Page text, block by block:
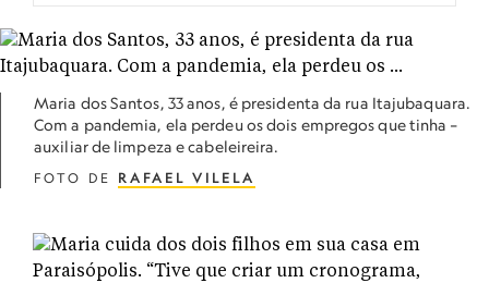
Maria dos Santos, 33 anos, é presidenta da rua Itajubaquara.
Com a pandemia, ela perdeu os dois empregos que tinha –
auxiliar de limpeza e cabeleireira.
FOTO DE RAFAEL VILELA